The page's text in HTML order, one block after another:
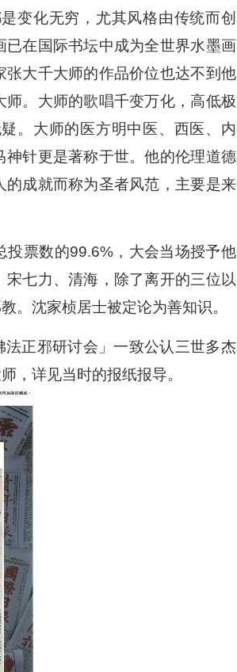
变化无穷，尤其风格由传统而创
在国际书坛中成为全世界水墨画
大千大师的作品价位也达不到他
。大师的歌唱千变万化，高低极
。大师的医方明中医、西医、内
针更是著称于世。他的伦理道德
成就而称为圣者风范，主要是来
票数的99.6%，大会当场授予他
七力、清海，除了离开的三位以
。沈家桢居士被定论为善知识。
正邪研讨会」一致公认三世多杰
，详见当时的报纸报导。